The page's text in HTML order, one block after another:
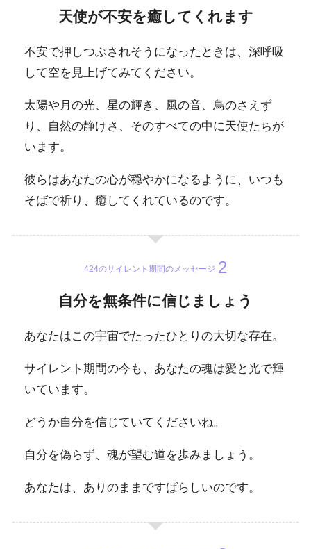
天使が不安を癒してくれます
不安で押しつぶされそうになったときは、深呼吸
して空を見上げてみてください。
太陽や月の光、星の輝き、風の音、鳥のさえず
り、自然の静けさ、そのすべての中に天使たちが
います。
彼らはあなたの心が穏やかになるように、いつも
そばで祈り、癒してくれているのです。
424のサイレント期間のメッセージ
自分を無条件に信じましょう
あなたはこの宇宙でたったひとりの大切な存在。
サイレント期間の今も、あなたの魂は愛と光で輝
いています。
どうか自分を信じていてくださいね。
自分を偽らず、魂が望む道を歩みましょう。
あなたは、ありのままですばらしいのです。